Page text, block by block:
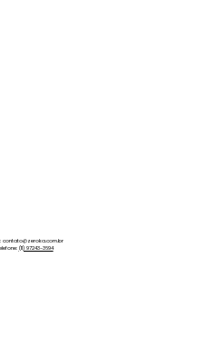
reversa: como
contato@zeroka.com.br
(11) 97243-3694